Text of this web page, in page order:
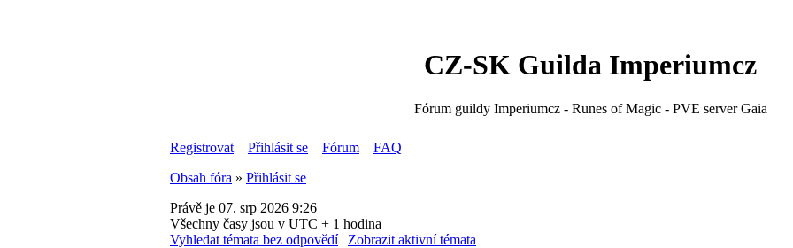
CZ-SK Guilda Imperiumcz
Fórum guildy Imperiumcz - Runes of Magic - PVE server Gaia
Registrovat Přihlásit se Fórum
FAQ
Obsah fóra » Přihlásit se
Právě je 07. srp 2026 9:26
Všechny časy jsou v UTC + 1 hodina
Vyhledat témata bez odpovědí| Zobrazit aktivní témata